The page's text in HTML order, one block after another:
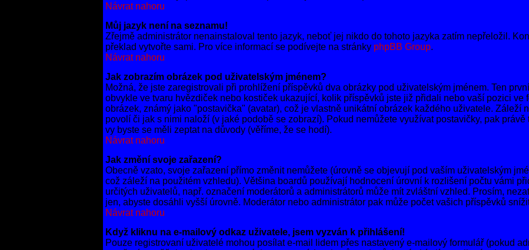
Návrat nahoru
Můj jazyk není na seznamu!
Zřejmě administrátor nenainstaloval tento jazyk, neboť jej nikdo do tohoto jazyka zatím nepřeložil.
překlad vytvořte sami. Pro více informací se podívejte na stránky phpBB Group.
Návrat nahoru
Jak zobrazím obrázek pod uživatelským jménem?
Možná, že jste zaregistrovali při prohlížení příspěvků dva obrázky pod uživatelským jménem. Ten
obvykle ve tvaru hvězdiček nebo kostiček ukazující, kolik příspěvků jste již přidali nebo vaší pozici ve
obrázek, známý jako "postavička" (avatar), což je vlastně unikátní obrázek každého uživatele. Záleží
povolí či jak s nimi naloží (v jaké podobě se zobrazí). Pokud nemůžete využívat postavičky, pak
vy byste se měli zeptat na důvody (věříme, že se hodí).
Návrat nahoru
Jak změní svoje zařazení?
Obecně vzato, svoje zařazení přímo změnit nemůžete (úrovně se objevují pod vaším uživatelským
což záleží na použitém vzhledu). Většina boardů používají hodnocení úrovní k rozlišení počtu vámi
určitých uživatelů, např. označení moderátorů a administrátorů může mít zvláštní vzhled. Prosím,
jen, abyste dosáhli vyšší úrovně. Moderátor nebo administrátor pak může počet vašich příspěvků
Návrat nahoru
Když kliknu na e-mailový odkaz uživatele, jsem vyzván k přihlášení!
Pouze registrovaní uživatelé mohou posílat e-mail lidem přes nastavený e-mailový formulář (pokud